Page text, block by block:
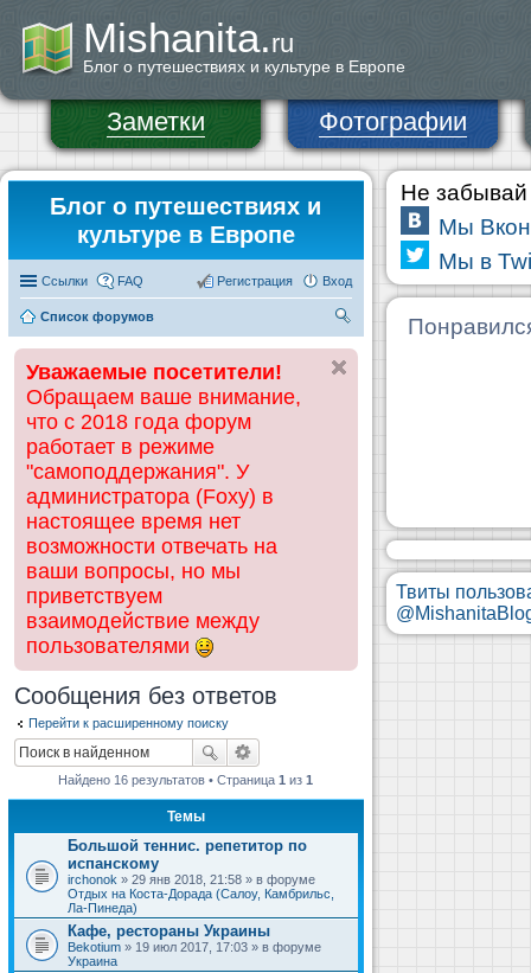
Mishanita.ru
Блог о путешествиях и культуре в Европе
Заметки Фотографии
Блог о путешествиях и
культуре в Европе
Ссылки FAQ Вход
Регистрация
Список форумов
ск
Уважаемые посетители!
Обращаем ваше внимание,
что с 2018 года форум
работает в режиме
"самоподдержания". У
администратора (Foxy) в
настоящее время нет
возможности отвечать на
ваши вопросы, но мы
приветствуем
взаимодействие между
пользователями
Сообщения без ответов
Перейти к расширенному поиску
Найдено 16 результатов • Страница1 из1
Темы
Большой теннис. репетитор по
испанскому
irchonok » 29 янв 2018, 21:58 » в форуме
Отдых на Коста-Дорада (Салоу, Камбрильс,
Ла-Пинеда)
Кафе, рестораны Украины
Bekotium » 19 июл 2017, 17:03 » в форуме
Украина
Не забывай
Мы
Мы в
Твиты